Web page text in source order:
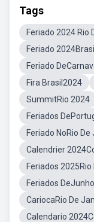
Tags
Feriado 2024 Rio
Feriado 2024Brasil
Feriado
Fira Brasil2024
SummitRio 2024
Feriados
Feriado NoRio
Calendrier
Feriados
Feriados
CariocaRio De
Calendario